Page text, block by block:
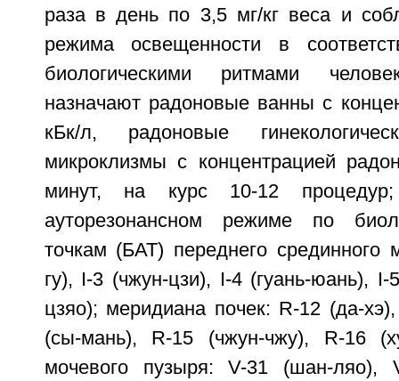
раза в день по 3,5 мг/кг веса и
режима освещенности в
биологическими ритмами
назначают радоновые ванны с
кБк/л, радоновые
микроклизмы с концентрацией
минут, на курс 10-12
ауторезонансном режиме по
точкам (БАТ) переднего
гу), I-3 (чжун-цзи), I-4 (гуань-юань),
цзяо); меридиана почек: R-12 (да-
(сы-мань), R-15 (чжун-чжу), R-16
мочевого пузыря: V-31 (шан-ляо),